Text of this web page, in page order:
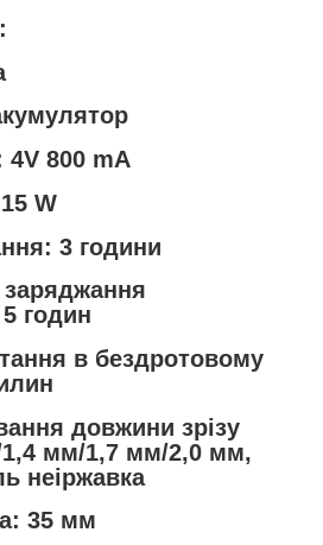
800 mA
W
3 години
годин
в бездротовому
довжини зрізу
мм/1,7 мм/2,0 мм,
неіржавка
35 мм